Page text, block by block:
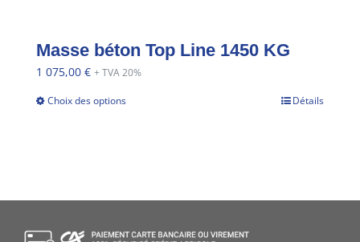
Masse béton Top Line 1450 KG
1 075,00 € + TVA 20%
Choix des options Détails